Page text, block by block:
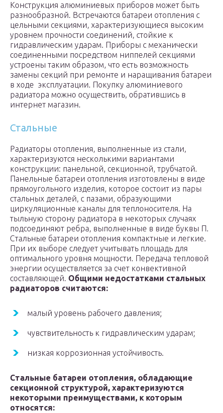
Конструкция алюминиевых приборов может быть
разнообразной. Встречаются батареи отопления с
цельными секциями, характеризующиеся высоким
уровнем прочности соединений, стойкие к
гидравлическим ударам. Приборы с механически
соединенными посредством ниппелей секциями
устроены таким образом, что есть возможность
замены секций при ремонте и наращивания батареи
в ходе эксплуатации. Покупку алюминиевого
радиатора можно осуществить, обратившись в
интернет магазин.
Стальные
Радиаторы отопления, выполненные из стали,
характеризуются несколькими вариантами
конструкции: панельной, секционной, трубчатой.
Панельные батареи отопления изготовлены в виде
прямоугольного изделия, которое состоит из пары
стальных деталей, с пазами, образующими
циркуляционные каналы для теплоносителя. На
тыльную сторону радиатора в некоторых случаях
подсоединяют ребра, выполненные в виде буквы П.
Стальные батареи отопления компактные и легкие.
При их выборе следует учитывать площадь для
оптимального уровня мощности. Передача тепловой
энергии осуществляется за счет конвективной
составляющей. Общими недостатками стальных
радиаторов считаются:
малый уровень рабочего давления;
чувствительность к гидравлическим ударам;
низкая коррозионная устойчивость.
Стальные батареи отопления, обладающие
секционной структурой, характеризуются
некоторыми преимуществами, к которым
относятся: